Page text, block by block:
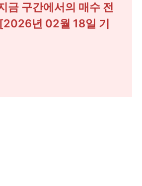
금 구간에서의 매수 전
년 02월 18일 기